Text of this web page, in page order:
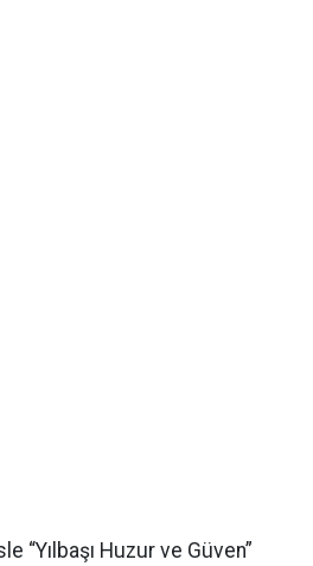
“Yılbaşı Huzur ve Güven”